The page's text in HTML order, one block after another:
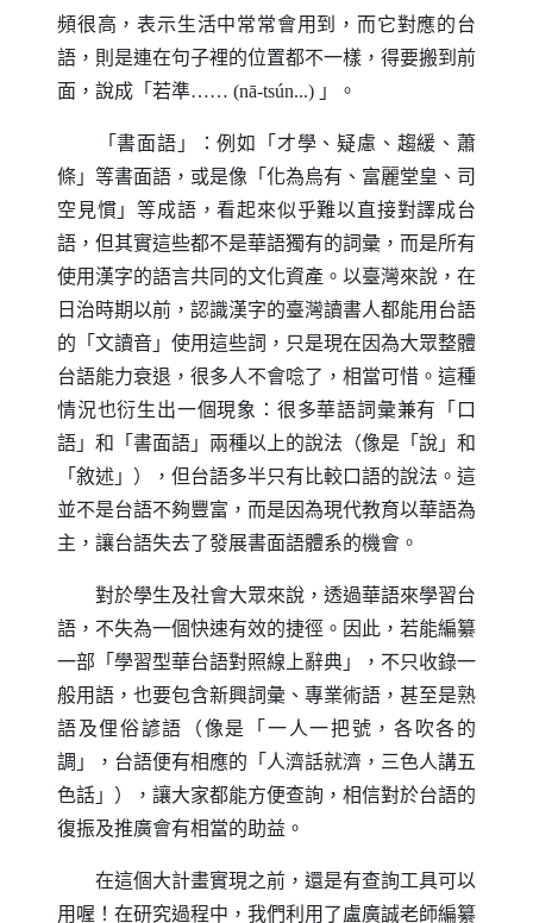
頻很高，表示生活中常常會用到，而它對應的台
語，則是連在句子裡的位置都不一樣，得要搬到前
面，說成「若準…… (nā-tsún...) 」。
「書面語」：例如「才學、疑慮、趨緩、蕭
條」等書面語，或是像「化為烏有、富麗堂皇、司
空見慣」等成語，看起來似乎難以直接對譯成台
語，但其實這些都不是華語獨有的詞彙，而是所有
使用漢字的語言共同的文化資產。以臺灣來說，在
日治時期以前，認識漢字的臺灣讀書人都能用台語
的「文讀音」使用這些詞，只是現在因為大眾整體
台語能力衰退，很多人不會唸了，相當可惜。這種
情況也衍生出一個現象：很多華語詞彙兼有「口
語」和「書面語」兩種以上的說法（像是「說」和
「敘述」），但台語多半只有比較口語的說法。這
並不是台語不夠豐富，而是因為現代教育以華語為
主，讓台語失去了發展書面語體系的機會。
對於學生及社會大眾來說，透過華語來學習台
語，不失為一個快速有效的捷徑。因此，若能編纂
一部「學習型華台語對照線上辭典」，不只收錄一
般用語，也要包含新興詞彙、專業術語，甚至是熟
語及俚俗諺語（像是「一人一把號，各吹各的
調」，台語便有相應的「人濟話就濟，三色人講五
色話」），讓大家都能方便查詢，相信對於台語的
復振及推廣會有相當的助益。
在這個大計畫實現之前，還是有查詢工具可以
用喔！在研究過程中，我們利用了盧廣誠老師編纂